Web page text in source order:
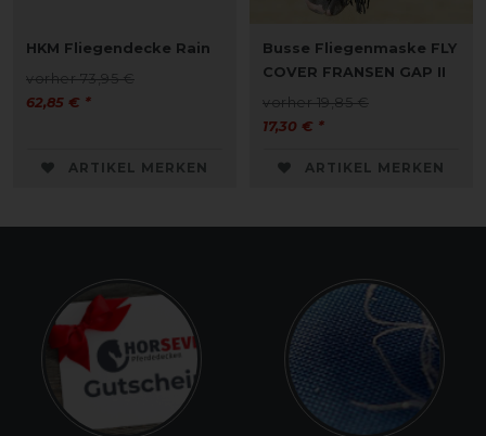
HKM Fliegendecke Rain
vorher 73,95 €
62,85 € *
ARTIKEL MERKEN
Busse Fliegenmaske FLY
COVER FRANSEN GAP II
vorher 19,85 €
17,30 € *
ARTIKEL MERKEN